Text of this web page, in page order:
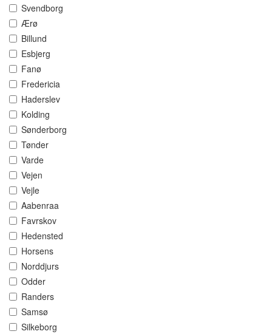
Svendborg
Ærø
Billund
Esbjerg
Fanø
Fredericia
Haderslev
Kolding
Sønderborg
Tønder
Varde
Vejen
Vejle
Aabenraa
Favrskov
Hedensted
Horsens
Norddjurs
Odder
Randers
Samsø
Silkeborg